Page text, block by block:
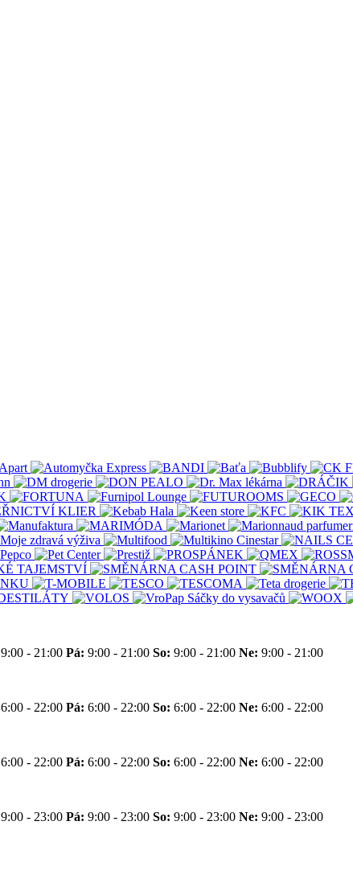
9:00 - 21:00 Pá: 9:00 - 21:00 So: 9:00 - 21:00 Ne: 9:00 - 21:00
6:00 - 22:00 Pá: 6:00 - 22:00 So: 6:00 - 22:00 Ne: 6:00 - 22:00
6:00 - 22:00 Pá: 6:00 - 22:00 So: 6:00 - 22:00 Ne: 6:00 - 22:00
9:00 - 23:00 Pá: 9:00 - 23:00 So: 9:00 - 23:00 Ne: 9:00 - 23:00